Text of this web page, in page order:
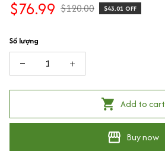
$76.99 $120.00 $43.01 OFF
Số lượng
Add to cart
Buy now